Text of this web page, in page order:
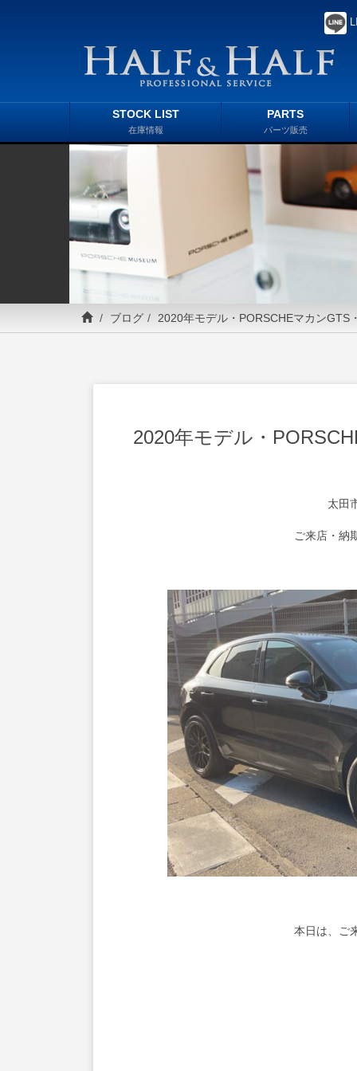
STOCK LIST
在庫情報
PARTS
パーツ販売
ブログ 2020年モデル・PORSCHEマカンGTS
2020年モデル・
太田
ご来店・納
本日は、ご